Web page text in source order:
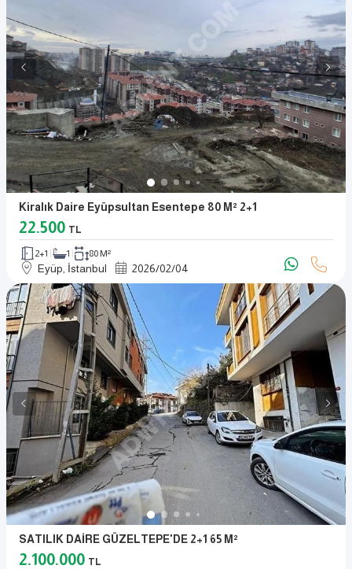
Kiralık Daire Eyüpsultan Esentepe 80 M² 2+1
22.500 TL
2+1 1 80 M²
Eyüp, İstanbul 2026/02/04
SATILIK DAİRE GÜZELTEPE'DE 2+1 65 M²
2.100.000 TL